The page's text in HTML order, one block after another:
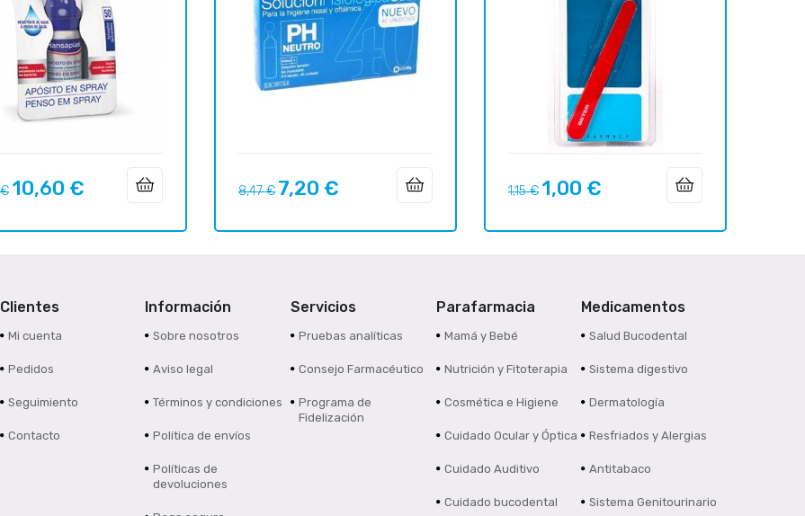
Precio
10,60 €
Precio
8,47 € Precio
7,20 €
Precio
1,15 € Precio
1,00 €
Clientes
Mi cuenta
Pedidos
Seguimiento
Contacto
Información
Sobre nosotros
Aviso legal
Términos y condiciones
Política de envíos
Políticas de
devoluciones
Servicios
Pruebas analíticas
Consejo Farmacéutico
Programa de
Fidelización
Parafarmacia
Mamá y Bebé
Nutrición y Fitoterapia
Cosmética e Higiene
Cuidado Ocular y Óptica
Cuidado Auditivo
Cuidado bucodental
Medicamentos
Salud Bucodental
Sistema digestivo
Dermatología
Resfriados y Alergias
Antitabaco
Sistema Genitourinario